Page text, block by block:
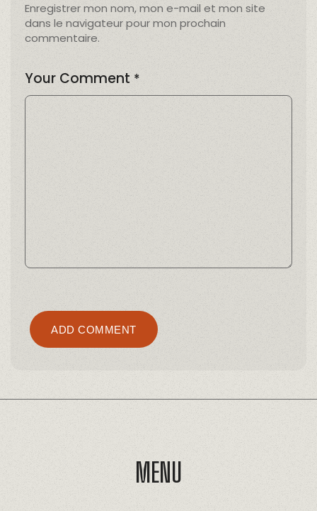
Enregistrer mon nom, mon e-mail et mon site
dans le navigateur pour mon prochain
commentaire.
Your Comment *
ADD COMMENT
MENU